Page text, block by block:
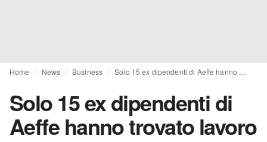
Home News Business
Solo 15 ex dipendenti di
Aeffe hanno trovato lavoro